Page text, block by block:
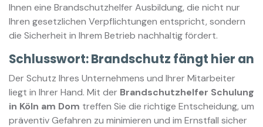
Ihnen eine Brandschutzhelfer Ausbildung, die nicht nur
Ihren gesetzlichen Verpflichtungen entspricht, sondern
die Sicherheit in Ihrem Betrieb nachhaltig fördert.
Schlusswort: Brandschutz fängt hier an
Der Schutz Ihres Unternehmens und Ihrer Mitarbeiter
liegt in Ihrer Hand. Mit der Brandschutzhelfer Schulung
in Köln am Dom treffen Sie die richtige Entscheidung, um
präventiv Gefahren zu minimieren und im Ernstfall sicher